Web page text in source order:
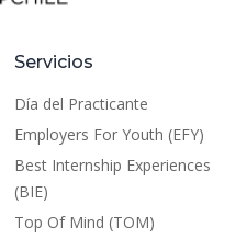
Servicios
Día del Practicante
Employers For Youth (EFY)
Best Internship Experiences
(BIE)
Top Of Mind (TOM)